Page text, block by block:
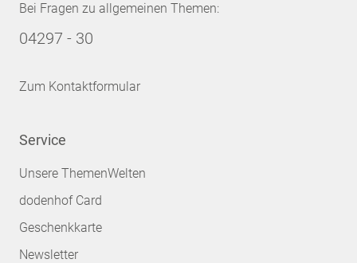
Bei Fragen zu allgemeinen Themen:
04297 - 30
Zum Kontaktformular
Service
Unsere ThemenWelten
dodenhof Card
Geschenkkarte
Newsletter